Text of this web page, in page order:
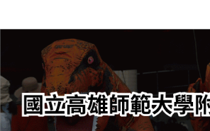
轉
要
內
容